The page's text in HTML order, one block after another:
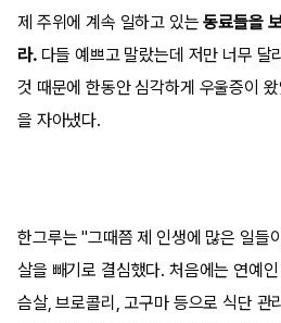
제 주위에 계속 일하고 있는동료들을
라. 다들 예쁘고 말랐는데 저만 너무 달
것 때문에 한동안 심각하게 우울증이
을 자아냈다.
한그루는 "그때쯤 제 인생에 많은 일들
살을 빼기로 결심했다. 처음에는 연예
슴살, 브로콜리, 고구마 등으로 식단 관